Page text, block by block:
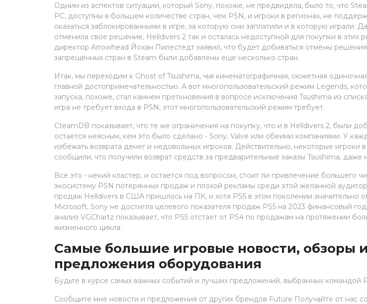
Одним из аспектов ситуации, который Sony, похоже, не предвидела, было то, что
PC, доступны в большем количестве стран, чем PSN, и игроки в регионах, не
оказаться заблокированными в игре, за которую они заплатили и в которую играли.
отменила свое решение, Helldivers 2 так и осталась недоступной для покупки в этих
директор Arrowhead Йохан Пилестедт заявил, что будет добиваться отмены
запрещенных стран в Steam были добавлены еще несколько стран.
Итак, мы переходим к Ghost of Tsushima, чья кинематографичная, сюжетная
главной достопримечательностью. А вот многопользовательский режим Legends,
запуска, похоже, стал камнем преткновения в вопросе исключения Tsushima из
игра не требует входа в PSN, этот многопользовательский режим требует.
СteamDB показывает, что те же ограничения на покупку, что и в Helldivers 2, были
остается неясным, кем это было сделано - Sony, Valve или обеими компаниями. У
избежать возврата денег и недовольных игроков. Действительно, некоторые игроки
сообщили, что получили возврат средств за предварительные заказы Tsushima, даже
Все это - некий кластер, и остается под вопросом, стоит ли привлечение большего
экосистему PSN потерянных продаж и плохой рекламы среди этой желанной
продаж Helldivers в США пришлось на ПК, и хотя PS5 в этом поколении значительно
Microsoft, Sony не достигла целевого показателя продаж PS5 на 2023 финансовый
анализ VGChartz показывает, что PS5 отстает от PS4 по продажам на протяжении
жизненного цикла.
Самые большие игровые новости, обзоры и
предложения оборудования
Будьте в курсе самых важных событий и лучших предложений, выбранных командой
Сообщите мне новости и предложения от других брендов Future Получайте от нас